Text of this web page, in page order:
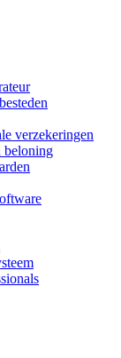
verzekeringen
beloning